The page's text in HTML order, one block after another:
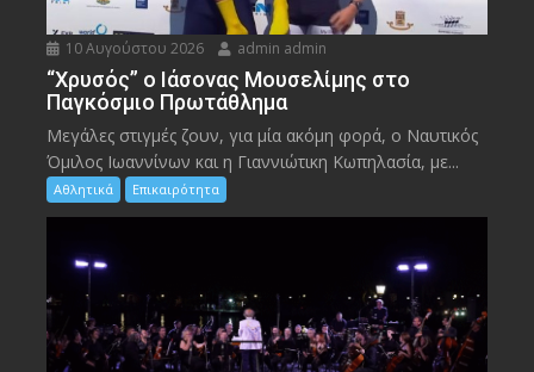
10 Αυγούστου 2026 admin admin
“Χρυσός” ο Ιάσονας Μουσελίμης στο
Παγκόσμιο Πρωτάθλημα
Μεγάλες στιγμές ζουν, για μία ακόμη φορά, ο Ναυτικός
Όμιλος Ιωαννίνων και η Γιαννιώτικη Κωπηλασία, με...
Αθλητικά Επικαιρότητα